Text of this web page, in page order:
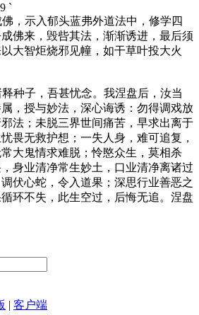
`
，示入郁头蓝弗外道法中，修学四
佛来，毁呰其法，渐渐诱进，最后须
大智炬烧邪见幢，如干草叶投大火
种子，吾甚忧念。我涅盘后，汝当
，授与妙法，深心诲诱：勿得调戏放
法；未脱三界世间痛苦，早求出离于
畏无救护想；一失人身，难可追复，
大鬼情求难脱；怜愍众生，莫相杀
身业清净常生妙土，口业清净离诸过
伏心蛇，令入道果；深思行业善恶之
环不失，此生空过，后悔无追。涅盘
| 客户端